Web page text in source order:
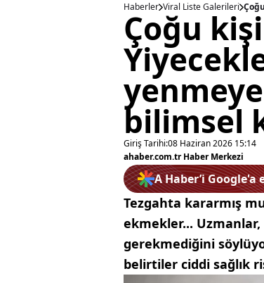
Haberler Viral Liste Galerileri
Çoğu
bilimsel
Giriş Tarihi:08 Haziran 2026 15:14
ahaber.com.tr Haber Merkezi
A Haber’i
Tezgahta kararmış
ekmekler...
gerekmediğini
belirtiler ciddi sağlık